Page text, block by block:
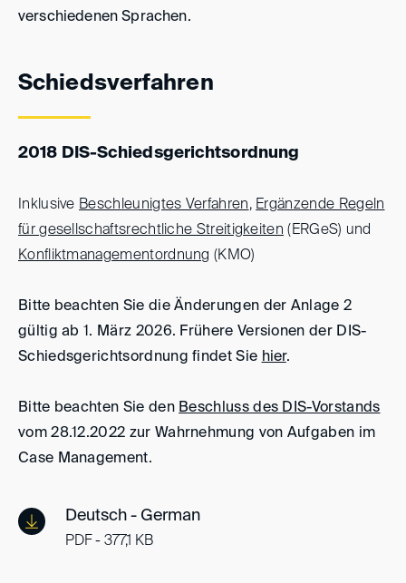
verschiedenen Sprachen.
Schiedsverfahren
2018 DIS-Schiedsgerichtsordnung
Inklusive Beschleunigtes Verfahren, Ergänzende Regeln
für gesellschaftsrechtliche Streitigkeiten (ERGeS) und
Konfliktmanagementordnung (KMO)
Bitte beachten Sie die Änderungen der Anlage 2
gültig ab 1. März 2026. Frühere Versionen der DIS-
Schiedsgerichtsordnung findet Sie hier.
Bitte beachten Sie den Beschluss des DIS-Vorstands
vom 28.12.2022 zur Wahrnehmung von Aufgaben im
Case Management.
Deutsch - German
PDF - 377,1 KB